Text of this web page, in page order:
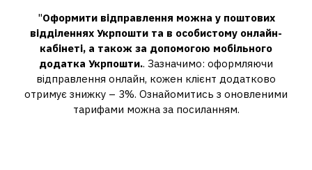
"Оформити відправлення можна у поштових
відділеннях Укрпошти та в особистому онлайн-
кабінеті, а також за допомогою мобільного
додатка Укрпошти.. Зазначимо: оформляючи
відправлення онлайн, кожен клієнт додатково
отримує знижку – 3%. Ознайомитись з оновленими
тарифами можна за посиланням.